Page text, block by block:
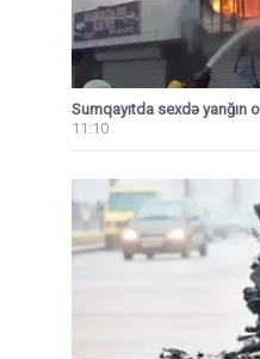
Sumqayıtda sexdə yanğın
11:10